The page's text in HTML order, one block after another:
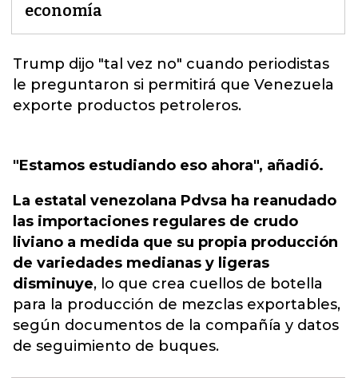
economía
Trump dijo "tal vez no" cuando periodistas
le preguntaron si permitirá que Venezuela
exporte productos petroleros.
"Estamos estudiando eso ahora", añadió.
La estatal venezolana Pdvsa ha reanudado
las importaciones regulares de crudo
liviano a medida que su propia producción
de variedades medianas y ligeras
disminuye, lo que crea cuellos de botella
para la producción de mezclas exportables,
según documentos de la compañía y datos
de seguimiento de buques.